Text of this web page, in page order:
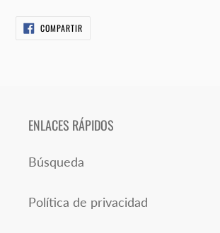
COMPARTIRCOMPARTIR
EN
ENLACES RÁPIDOS
Búsqueda
Política de privacidad